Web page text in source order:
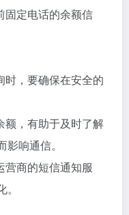
固定电话的余额信
时，要确保在安全的
额，有助于及时了解
响通信。
营商的短信通知服